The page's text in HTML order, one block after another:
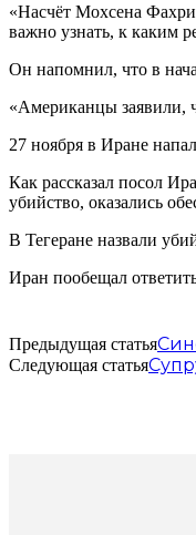
«Насчёт Мохсена
важно узнать, к каким
Он напомнил, что в
«Американцы заявили,
27 ноября в Иране
Как рассказал посол
убийство, оказались
В Тегеране назвали
Иран пообещал
Предыдущая статья
Следующая статья